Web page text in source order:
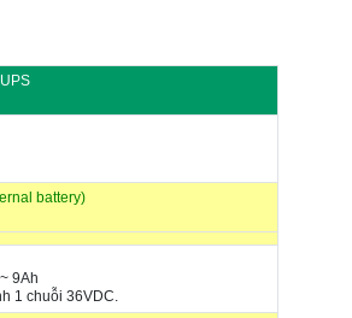
battery)
9Ah
1 chuỗi 36VDC.